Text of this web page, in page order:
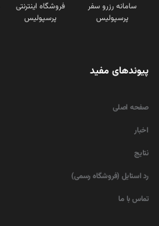
سامانه رزرو سفر
پرسپولیس
فروشگاه اینترنتی
پرسپولیس
پیوندهای مفید
صفحه اصلی
اخبار
نتایج
رد استایل (فروشگاه رسمی)
تماس با ما